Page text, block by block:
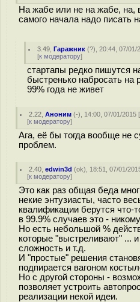
На жабе или не на жабе, на,
самого начала надо писать
3.49 ,Гаражник (?), 20:44, 07/01/
[к модератору]
стартапы редко пишутся
быстренько набросать на
99% года не живет
2.22 ,Аноним (-), 14:00, 07/01/2015 [
[к модератору]
Ага, её бы тогда вообще не
проблем.
2.40 ,edwin3d (ok), 18:51, 07/01/
[к модератору]
Это как раз общая беда
некие энтузиасты, часто
квалификации берутся что-
в 99.9% случаев это -
Но есть небольшой %
которые "выстреливают" ...
сложность и т.д.
И "простые" решения
подпирается вагоном
Но с другой стороны -
позволяет устроить
реализации некой идеи.